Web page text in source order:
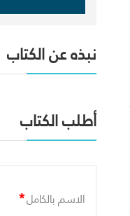
نبذه عن الكتاب
أطلب الكتاب
الاسم بالكامل*